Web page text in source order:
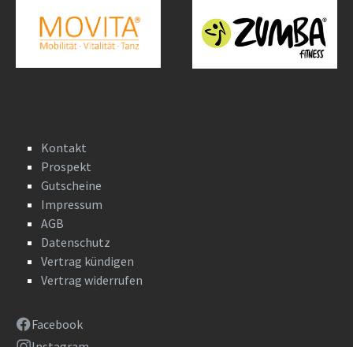
Kontakt
Prospekt
Gutscheine
Impressum
AGB
Datenschutz
Vertrag kündigen
Vertrag widerrufen
Facebook